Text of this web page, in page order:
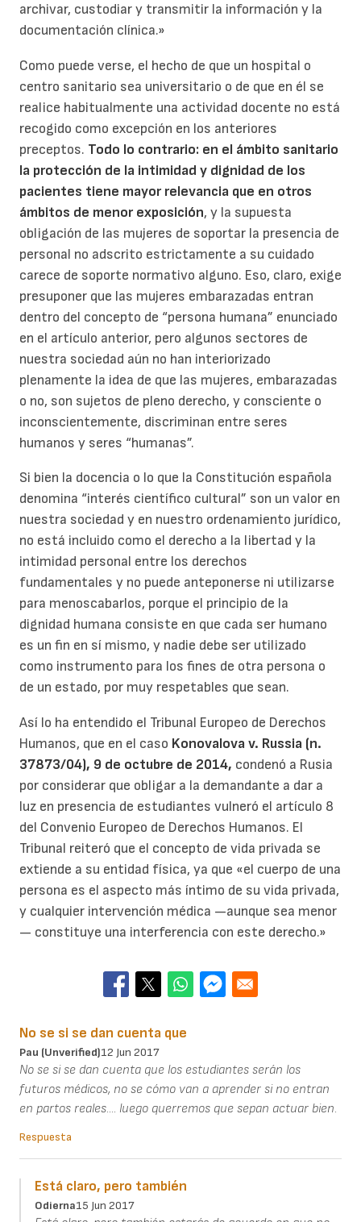
archivar, custodiar y transmitir la información y la
documentación clínica.»
Como puede verse, el hecho de que un hospital o
centro sanitario sea universitario o de que en él se
realice habitualmente una actividad docente no está
recogido como excepción en los anteriores
preceptos. Todo lo contrario: en el ámbito sanitario
la protección de la intimidad y dignidad de los
pacientes tiene mayor relevancia que en otros
ámbitos de menor exposición, y la supuesta
obligación de las mujeres de soportar la presencia de
personal no adscrito estrictamente a su cuidado
carece de soporte normativo alguno. Eso, claro, exige
presuponer que las mujeres embarazadas entran
dentro del concepto de “persona humana” enunciado
en el artículo anterior, pero algunos sectores de
nuestra sociedad aún no han interiorizado
plenamente la idea de que las mujeres, embarazadas
o no, son sujetos de pleno derecho, y consciente o
inconscientemente, discriminan entre seres
humanos y seres “humanas”.
Si bien la docencia o lo que la Constitución española
denomina “interés científico cultural” son un valor en
nuestra sociedad y en nuestro ordenamiento jurídico,
no está incluido como el derecho a la libertad y la
intimidad personal entre los derechos
fundamentales y no puede anteponerse ni utilizarse
para menoscabarlos, porque el principio de la
dignidad humana consiste en que cada ser humano
es un fin en sí mismo, y nadie debe ser utilizado
como instrumento para los fines de otra persona o
de un estado, por muy respetables que sean.
Así lo ha entendido el Tribunal Europeo de Derechos
Humanos, que en el caso Konovalova v. Russia (n.
37873/04), 9 de octubre de 2014, condenó a Rusia
por considerar que obligar a la demandante a dar a
luz en presencia de estudiantes vulneró el artículo 8
del Convenio Europeo de Derechos Humanos. El
Tribunal reiteró que el concepto de vida privada se
extiende a su entidad física, ya que «el cuerpo de una
persona es el aspecto más íntimo de su vida privada,
y cualquier intervención médica —aunque sea menor
— constituye una interferencia con este derecho.»
No se si se dan cuenta que
Pau (unverified)12 Jun 2017
No se si se dan cuenta que los estudiantes serán los
futuros médicos, no se cómo van a aprender si no entran
en partos reales.... luego querremos que sepan actuar bien.
Respuesta
Está claro, pero también
Odierna15 Jun 2017